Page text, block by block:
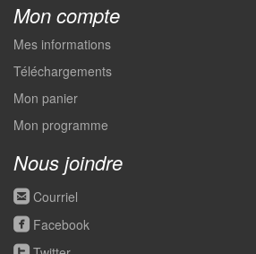
Mon compte
Mes informations
Téléchargements
Mon panier
Mon programme
Nous joindre
roundedemail Courriel
roundedfacebook Facebook